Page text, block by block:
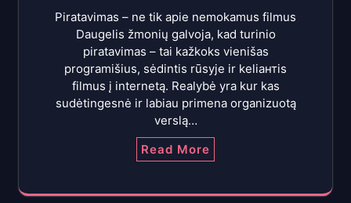
Piratavimas – ne tik apie nemokamus filmus
Daugelis žmonių galvoja, kad turinio
piratavimas – tai kažkoks vienišas
programišius, sėdintis rūsyje ir keliантis
filmus į internetą. Realybė yra kur kas
sudėtingesnė ir labiau primena organizuotą
verslą…
Read More